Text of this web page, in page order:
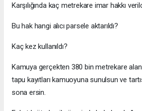
Karşılığında kaç metrekare imar hakkı
Bu hak hangi alıcı parsele aktarıldı?
Kaç kez kullanıldı?
Kamuya gerçekten 380 bin metrekare alan
tapu kayıtları kamuoyuna sunulsun ve
sona ersin.